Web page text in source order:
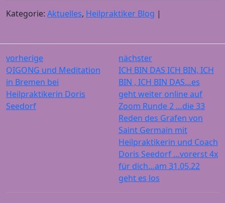
Kategorie: Aktuelles, Heilpraktiker Blog |
vorherige
QIGONG und Meditation
in Bremen bei
Heilpraktikerin Doris
Seedorf
nächster
ICH BIN DAS ICH BIN, ICH
BIN , ICH BIN DAS…es
geht weiter online auf
Zoom Runde 2 …die 33
Reden des Grafen von
Saint Germain mit
Heilpraktikerin und Coach
Doris Seedorf …vorerst 4x
für dich…am 31.05.22
geht es los